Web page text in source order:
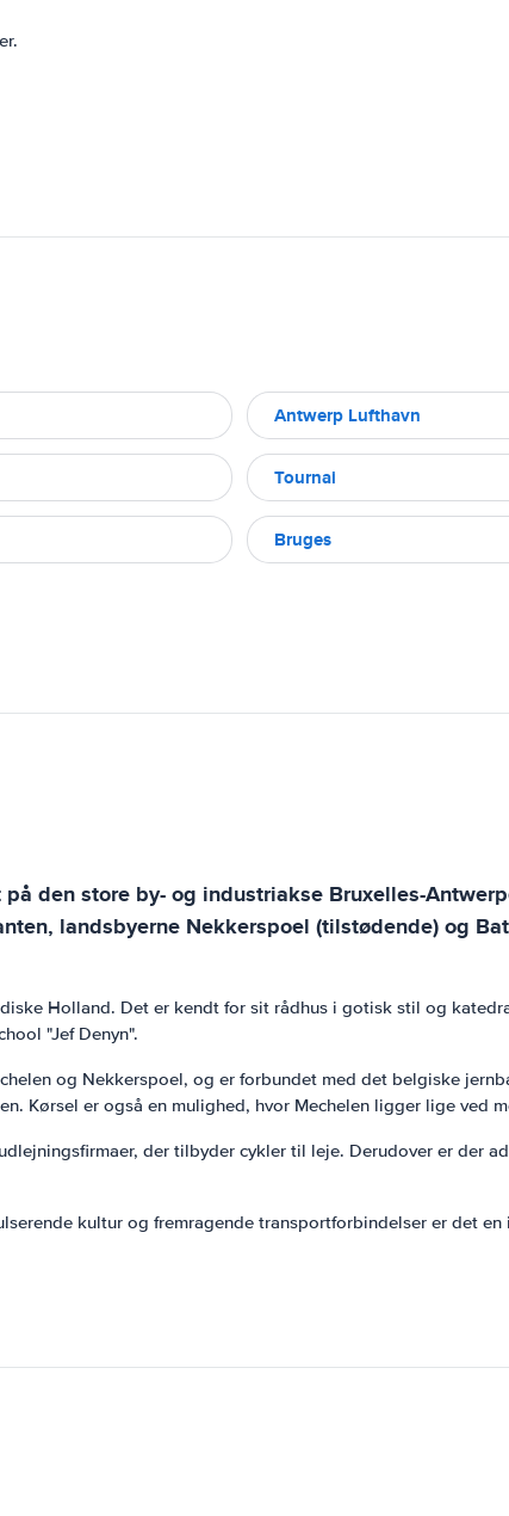
Antwerp Lufthavn
Tournai
Bruges
den store by- og industriakse Bruxelles-
landsbyerne Nekkerspoel (tilstødende) og
Holland. Det er kendt for sit rådhus i gotisk stil og
"Jef Denyn".
og Nekkerspoel, og er forbundet med det belgiske
Kørsel er også en mulighed, hvor Mechelen ligger lige ved
der tilbyder cykler til leje. Derudover er der
kultur og fremragende transportforbindelser er det